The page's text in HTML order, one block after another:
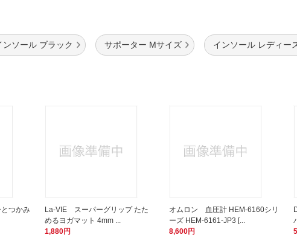
ンソール ブラック サポーター Mサイズ インソール レディー
つかみ
La-VIE スーパーグリップ たた
めるヨガマット 4mm ...
1,880円
オムロン 血圧計 HEM-6160シリ
ーズ HEM-6161-JP3 [...
8,600円